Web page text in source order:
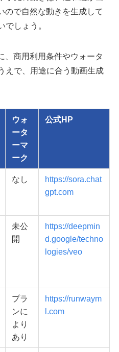
ので自然な動きを生成して
でしょう。
、商用利用条件やウォータ
えで、用途に合う動画生成
ウォ
ータ
ーマ
ーク
公式HP
なし
https://sora.chat
gpt.com
未公
開
https://deepmin
d.google/techno
logies/veo
プラ
ンに
より
あり
https://runwaym
l.com